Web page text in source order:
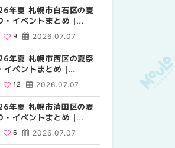
年夏 札幌市白石区の夏
・イベントまとめ |
HOKKAIDO
2026.07.07
9
年夏 札幌市西区の夏祭
イベントまとめ |
HOKKAIDO
2026.07.07
12
年夏 札幌市清田区の夏
・イベントまとめ |
HOKKAIDO
2026.07.07
6
2026年夏 札幌市西区の夏祭
り・イベントまとめ |
12
【2026年最新】札幌のおすす
めビアガーデン｜オープン日
順に徹底紹介！大通公園から
穴場テラスまで | MouLa
HOKKAIDO
24
2026年夏 札幌市白石区の夏
祭り・イベントまとめ |
9
【2026年最新】札幌のおすす
めビアガーデン｜オープン日
穴場テラスまで | MouLa
HOKKAIDO
24
2026年夏 札幌市北区の夏祭
り・イベントまとめ |
9
2026年夏 札幌市白石区の夏
祭り・イベントまとめ |
9